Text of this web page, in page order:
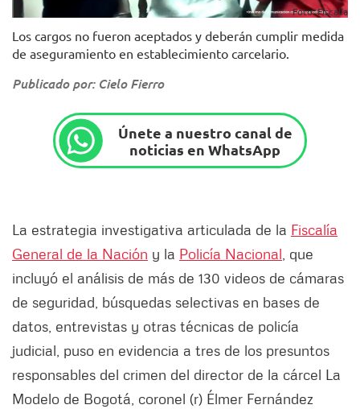
Foto: Fiscalía
Los cargos no fueron aceptados y deberán cumplir medida
de aseguramiento en establecimiento carcelario.
Publicado por: Cielo Fierro
Únete a nuestro canal de
noticias en WhatsApp
La estrategia investigativa articulada de la Fiscalía
General de la Nación y la Policía Nacional , que
incluyó el análisis de más de 130 videos de cámaras
de seguridad, búsquedas selectivas en bases de
datos, entrevistas y otras técnicas de policía
judicial, puso en evidencia a tres de los presuntos
responsables del crimen del director de la cárcel La
Modelo de Bogotá, coronel (r) Élmer Fernández